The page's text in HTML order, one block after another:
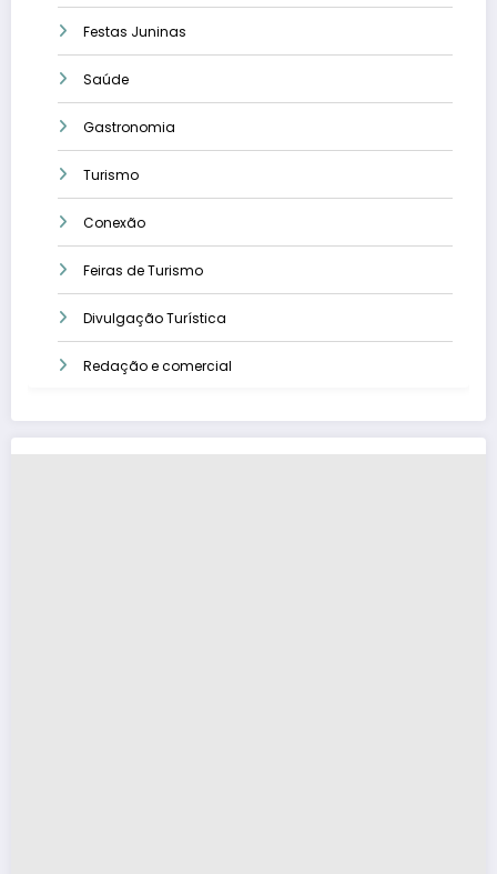
Festas Juninas
Saúde
Gastronomia
Turismo
Conexão
Feiras de Turismo
Divulgação Turística
Redação e comercial